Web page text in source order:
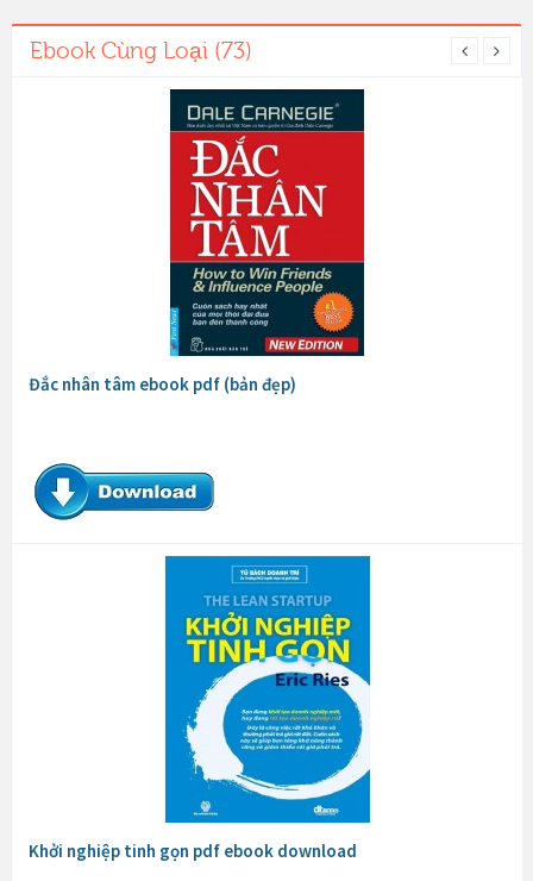
Ebook Cùng Loại (73)
Đắc nhân tâm ebook pdf (bản đẹp)
Khởi nghiệp tinh gọn pdf ebook download